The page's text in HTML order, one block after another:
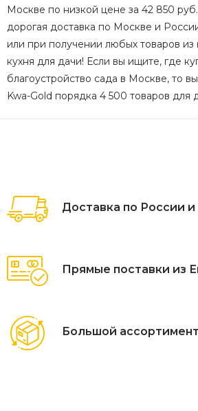
Москве по низкой цене за 42 850
дорогая доставка по Москве и
или при получении любых товаров из
кухня для дачи! Если вы ищите, где
благоустройство сада в Москве, то
Kwa-Gold порядка 4 500 товаров для
Доставка по России
Прямые поставки из
Большой